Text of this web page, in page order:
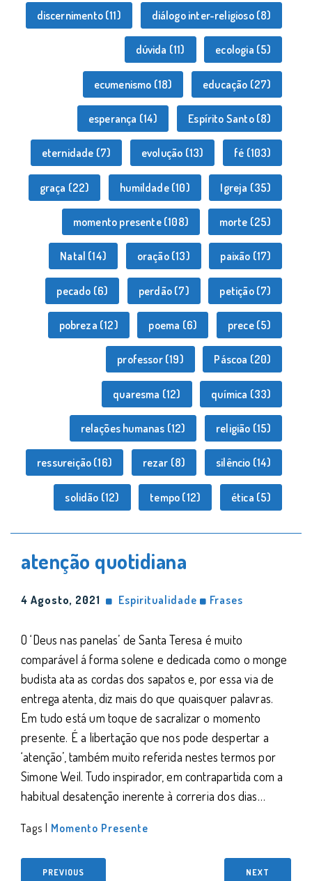
discernimento(11) diálogo inter-religioso(8)
dúvida (11) ecologia (5)
ecumenismo (18) educação (27)
esperança (14) Espírito Santo(8)
eternidade (7) evolução (13) fé (103)
graça (22) humildade(10) Igreja (35)
momento presente(108) morte (25)
Natal (14) oração(13) paixão (17)
pecado (6) perdão(7) petição(7)
pobreza (12) poema (6) prece(5)
professor(19) Páscoa (20)
quaresma (12) química (33)
relações humanas (12) religião (15)
ressureição (16) rezar (8) silêncio (14)
solidão (12) tempo (12) ética (5)
atenção quotidiana
4 Agosto, 2021 Espiritualidade Frases
O ‘Deus nas panelas’ de Santa Teresa é muito
comparável á forma solene e dedicada como o monge
budista ata as cordas dos sapatos e, por essa via de
entrega atenta, diz mais do que quaisquer palavras.
Em tudo está um toque de sacralizar o momento
presente. É a libertação que nos pode despertar a
‘atenção’, também muito referida nestes termos por
Simone Weil. Tudo inspirador, em contrapartida com a
habitual desatenção inerente à correria dos dias…
Tags | Momento Presente
PREVIOUS NEXT